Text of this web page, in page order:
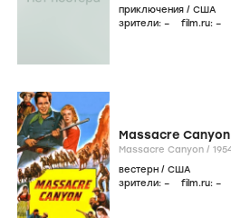
приключения / США
зрители: – film.ru: –
Massacre Canyon
Massacre Canyon /
вестерн / США
зрители: – film.ru: –